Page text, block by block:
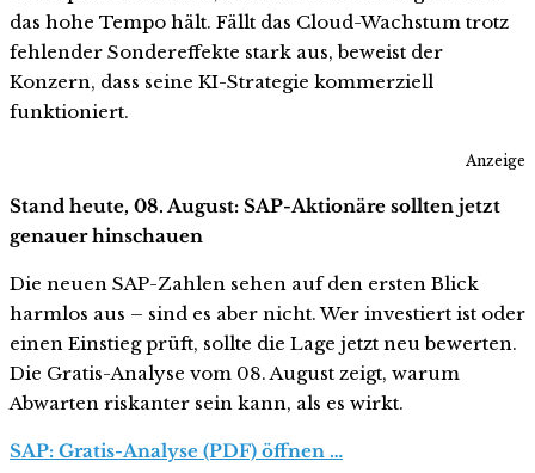
das hohe Tempo hält. Fällt das Cloud-Wachstum trotz
fehlender Sondereffekte stark aus, beweist der
Konzern, dass seine KI-Strategie kommerziell
funktioniert.
Anzeige
Stand heute, 08. August: SAP-Aktionäre sollten jetzt
genauer hinschauen
Die neuen SAP-Zahlen sehen auf den ersten Blick
harmlos aus – sind es aber nicht. Wer investiert ist oder
einen Einstieg prüft, sollte die Lage jetzt neu bewerten.
Die Gratis-Analyse vom 08. August zeigt, warum
Abwarten riskanter sein kann, als es wirkt.
SAP: Gratis-Analyse (PDF) öffnen …